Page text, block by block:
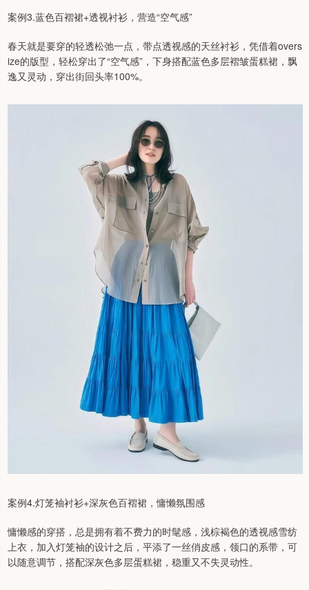
案例3.蓝色百褶裙+透视衬衫，营造“空气感”
春天就是要穿的轻透松弛一点，带点透视感的天丝衬衫，凭借着overs
ize的版型，轻松穿出了“空气感”，下身搭配蓝色多层褶皱蛋糕裙，飘
逸又灵动，穿出街回头率100%。
案例4.灯笼袖衬衫+深灰色百褶裙，慵懒氛围感
慵懒感的穿搭，总是拥有着不费力的时髦感，浅棕褐色的透视感雪纺
上衣，加入灯笼袖的设计之后，平添了一丝俏皮感，领口的系带，可
以随意调节，搭配深灰色多层蛋糕裙，稳重又不失灵动性。